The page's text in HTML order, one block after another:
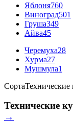
Яблоня760
Виноград501
Груша349
Айва45
Черемуха28
Хурма27
Мушмула1
СортаТехнические
Технические
→